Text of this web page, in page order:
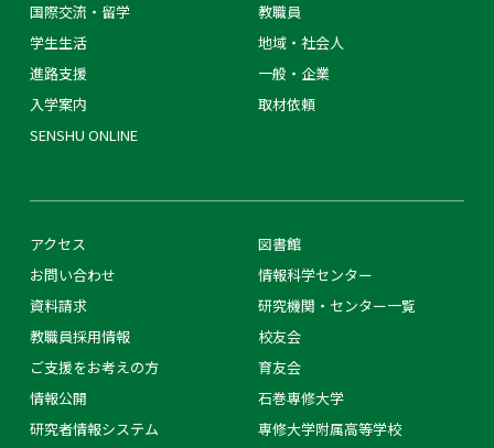
国際交流・留学
学生生活
進路支援
入学案内
SENSHU ONLINE
教職員
地域・社会人
一般・企業
取材依頼
アクセス
お問い合わせ
資料請求
教職員採用情報
ご支援をお考えの方
情報公開
研究者情報システム
図書館
情報科学センター
研究機関・センター一覧
校友会
育友会
石巻専修大学
専修大学附属高等学校